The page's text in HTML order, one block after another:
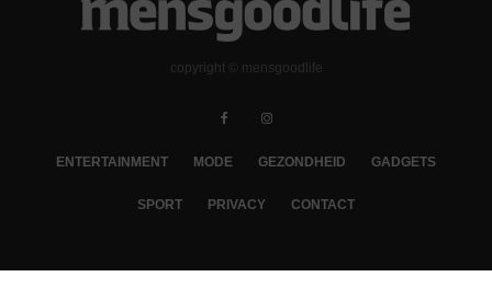
copyright © mensgoodlife
ENTERTAINMENT MODE GEZONDHEID GADGETS
SPORT PRIVACY CONTACT